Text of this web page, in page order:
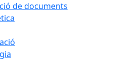
de documents